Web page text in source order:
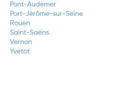
Pont-Audemer
Port-Jérôme-sur-Seine
Rouen
Saint-Saëns
Vernon
Yvetot